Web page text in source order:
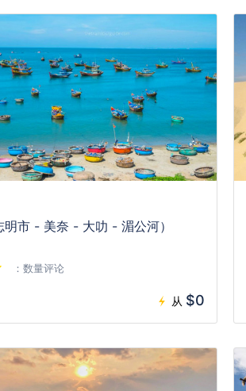
市 - 美奈 - 大叻 - 湄公河）
：数量评论
从 $0